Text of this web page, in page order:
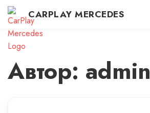
CARPLAY MERCEDES
Автор: admin